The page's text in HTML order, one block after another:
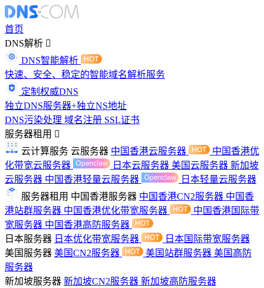
首页
DNS解析
DNS智能解析
快速、安全、稳定的智能域名解析服务
定制权威DNS
独立DNS服务器+独立NS地址
DNS污染处理 域名注册 SSL证书
服务器租用
云计算服务 云服务器 中国香港云服务器
中国香港优
化带宽云服务器
日本云服务器 美国云服务器 新加坡
云服务器 中国香港轻量云服务器
日本轻量云服务器
服务器租用 中国香港服务器 中国香港CN2服务器 中国香
港站群服务器 中国香港优化带宽服务器
中国香港国际带
宽服务器 中国香港高防服务器
日本服务器 日本优化带宽服务器
日本国际带宽服务器
美国服务器 美国CN2服务器 美国站群服务器 美国高防
服务器
新加坡服务器 新加坡CN2服务器 新加坡高防服务器